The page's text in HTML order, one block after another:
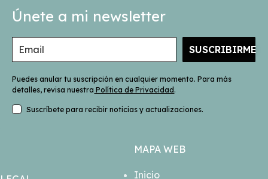
Únete a mi newsletter
SUSCRIBIRME
Puedes anular tu suscripción en cualquier momento. Para más
detalles, revisa nuestra Política de Privacidad .
Suscríbete para recibir noticias y actualizaciones.
MAPA WEB
Inicio